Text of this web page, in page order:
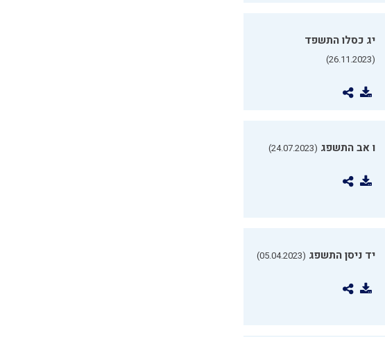
יג כסלו התשפד
(26.11.2023)
ו אב התשפג (24.07.2023)
יד ניסן התשפג (05.04.2023)